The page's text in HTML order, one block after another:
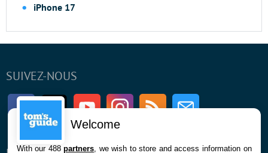
iPhone 17
SUIVEZ-NOUS
FacebookTwitter Youtube InstagramRSS Newsletter
Welcome
With our 488partners , we wish to store and access information on